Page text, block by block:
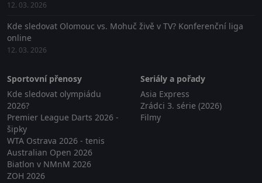
12. 03. 2026
Kde sledovat Olomouc vs. Mohuč živě v TV? Konferenční liga
online
12. 03. 2026
Sportovní přenosy
Kde sledovat olympiádu
2026?
Premier League Darts 2026 -
šipky
WTA Ostrava 2026 - tenis
Australian Open 2026
Biatlon v NMnM 2026
ZOH 2026
Seriály a pořady
Asia Express
Zrádci 3. série (2026)
Filmy